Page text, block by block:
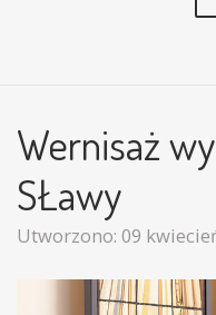
Wernisaż
SŁawy
Utworzono: 09